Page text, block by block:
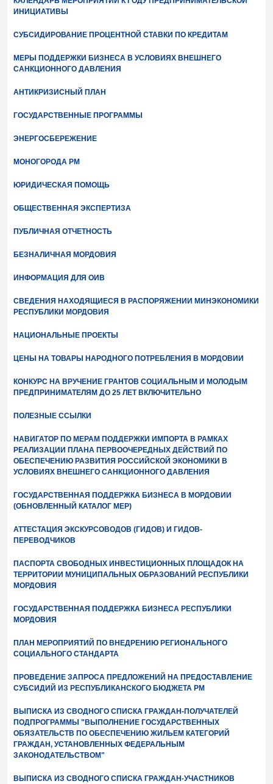
ИНИЦИАТИВЫ
СУБСИДИРОВАНИЕ ПРОЦЕНТНОЙ СТАВКИ ПО КРЕДИТАМ
МЕРЫ ПОДДЕРЖКИ БИЗНЕСА В УСЛОВИЯХ ВНЕШНЕГО
САНКЦИОННОГО ДАВЛЕНИЯ
АНТИКРИЗИСНЫЙ ПЛАН
ГОСУДАРСТВЕННЫЕ ПРОГРАММЫ
ЭНЕРГОСБЕРЕЖЕНИЕ
МОНОГОРОДА РМ
ЮРИДИЧЕСКАЯ ПОМОЩЬ
ОБЩЕСТВЕННАЯ ЭКСПЕРТИЗА
ПУБЛИЧНАЯ ОТЧЕТНОСТЬ
БЕЗНАЛИЧНАЯ МОРДОВИЯ
ИНФОРМАЦИЯ ДЛЯ ОИВ
СВЕДЕНИЯ НАХОДЯЩИЕСЯ В РАСПОРЯЖЕНИИ МИНЭКОНОМИКИ
РЕСПУБЛИКИ МОРДОВИЯ
НАЦИОНАЛЬНЫЕ ПРОЕКТЫ
ЦЕНЫ НА ТОВАРЫ НАРОДНОГО ПОТРЕБЛЕНИЯ В МОРДОВИИ
КОНКУРС НА ВРУЧЕНИЕ ГРАНТОВ СОЦИАЛЬНЫМ И МОЛОДЫМ
ПРЕДПРИНИМАТЕЛЯМ ДО 25 ЛЕТ ВКЛЮЧИТЕЛЬНО
ПОЛЕЗНЫЕ ССЫЛКИ
НАВИГАТОР ПО МЕРАМ ПОДДЕРЖКИ ИМПОРТА В РАМКАХ
РЕАЛИЗАЦИИ ПЛАНА ПЕРВООЧЕРЕДНЫХ ДЕЙСТВИЙ ПО
ОБЕСПЕЧЕНИЮ РАЗВИТИЯ РОССИЙСКОЙ ЭКОНОМИКИ В
УСЛОВИЯХ ВНЕШНЕГО САНКЦИОННОГО ДАВЛЕНИЯ
ГОСУДАРСТВЕННАЯ ПОДДЕРЖКА БИЗНЕСА В МОРДОВИИ
(ОБНОВЛЕННЫЙ КАТАЛОГ МЕР)
АТТЕСТАЦИЯ ЭКСКУРСОВОДОВ (ГИДОВ) И ГИДОВ-
ПЕРЕВОДЧИКОВ
ПАСПОРТА СВОБОДНЫХ ИНВЕСТИЦИОННЫХ ПЛОЩАДОК НА
ТЕРРИТОРИИ МУНИЦИПАЛЬНЫХ ОБРАЗОВАНИЙ РЕСПУБЛИКИ
МОРДОВИЯ
ГОСУДАРСТВЕННАЯ ПОДДЕРЖКА БИЗНЕСА РЕСПУБЛИКИ
МОРДОВИЯ
ПЛАН МЕРОПРИЯТИЙ ПО ВНЕДРЕНИЮ РЕГИОНАЛЬНОГО
СОЦИАЛЬНОГО СТАНДАРТА
ПРОВЕДЕНИЕ ЗАПРОСА ПРЕДЛОЖЕНИЙ НА ПРЕДОСТАВЛЕНИЕ
СУБСИДИЙ ИЗ РЕСПУБЛИКАНСКОГО БЮДЖЕТА РМ
ВЫПИСКА ИЗ СВОДНОГО СПИСКА ГРАЖДАН-ПОЛУЧАТЕЛЕЙ
ПОДПРОГРАММЫ "ВЫПОЛНЕНИЕ ГОСУДАРСТВЕННЫХ
ОБЯЗАТЕЛЬСТВ ПО ОБЕСПЕЧЕНИЮ ЖИЛЬЕМ КАТЕГОРИЙ
ГРАЖДАН, УСТАНОВЛЕННЫХ ФЕДЕРАЛЬНЫМ
ЗАКОНОДАТЕЛЬСТВОМ"
ВЫПИСКА ИЗ СВОДНОГО СПИСКА ГРАЖДАН-УЧАСТНИКОВ